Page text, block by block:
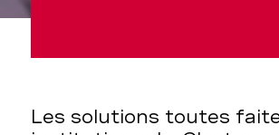
Les solutions toutes